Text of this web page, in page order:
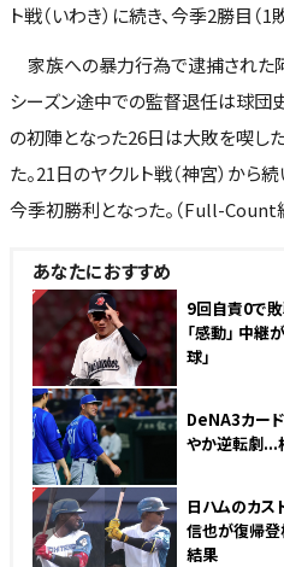
ト戦（いわき）に続き、今季2勝目（1
家族への暴力行為で逮捕された
シーズン途中での監督退任は球団
の初陣となった26日は大敗を喫し
た。21日のヤクルト戦（神宮）から
今季初勝利となった。（Full-Count
あなたにおすすめ
NEW
9回自責0で
「感動」 中継
球」
DeNA3カー
やか逆転劇...
NEW
日ハムのカス
信也が復帰
結果